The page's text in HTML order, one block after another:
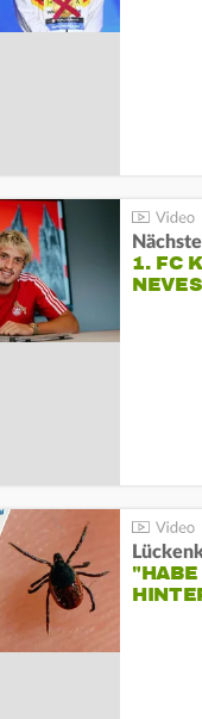
1. FC
NEVES